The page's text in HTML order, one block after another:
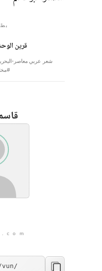
قرين
شعر عربي معاصر
c o m